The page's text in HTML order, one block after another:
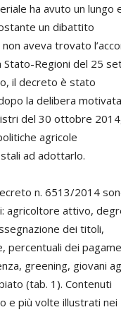
ha avuto un lungo
un dibattito
aveva trovato
Stato-Regioni del 25
il decreto è stato
la delibera
del 30 ottobre
agricole
ad adottarlo.
n. 6513/2014
agricoltore attivo,
dei titoli,
percentuali dei
greening, giovani
(tab. 1). Contenuti
e più volte illustrati nei